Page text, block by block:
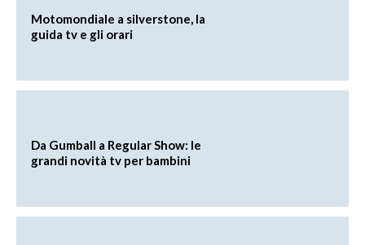
Motomondiale a silverstone, la
guida tv e gli orari
Da Gumball a Regular Show: le
grandi novità tv per bambini